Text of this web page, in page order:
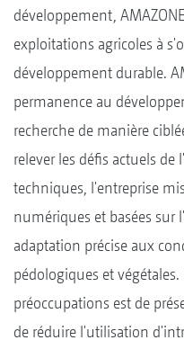
développement,
exploitations agricoles à
développement durable.
permanence au
recherche de manière
relever les défis actuels de
techniques, l'entreprise
numériques et basées
adaptation précise aux
pédologiques et
préoccupations est de
de réduire l'utilisation